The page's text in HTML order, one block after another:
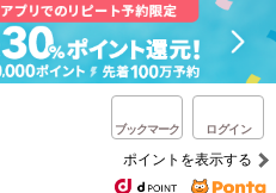
ブックマーク ログイン
ポイントを表示する